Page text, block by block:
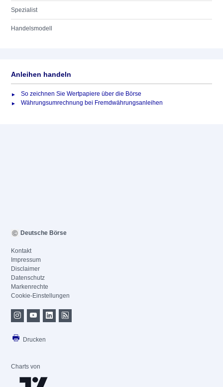
Spezialist
Handelsmodell
Anleihen handeln
So zeichnen Sie Wertpapiere über die Börse
Währungsumrechnung bei Fremdwährungsanleihen
Deutsche Börse
Kontakt
Impressum
Disclaimer
Datenschutz
Markenrechte
Cookie-Einstellungen
Drucken
Charts von